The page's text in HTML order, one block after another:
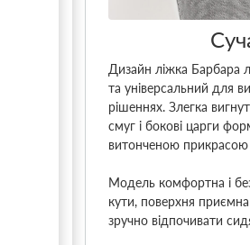
Дизайн ліжка Барбара
та універсальний для
рішеннях. Злегка
смуг і бокові царги
витонченою прикрасою
Модель комфортна і
кути, поверхня
зручно відпочивати